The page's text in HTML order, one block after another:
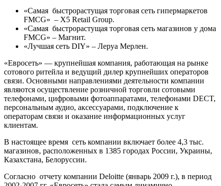
«Самая быстрорастущая торговая сеть гипермаркетов
FMCG» – Х5 Retail Group.
«Самая быстрорастущая торговая сеть магазинов у дома
FMCG» – Магнит.
«Лучшая сеть DIY» – Леруа Мерлен.
«Евросеть» — крупнейшая компания, работающая на рынке
сотового ритейла и ведущий дилер крупнейших операторов
связи. Основными направлениями деятельности компании
являются осуществление розничной торговли сотовыми
телефонами, цифровыми фотоаппаратами, телефонами DECT,
персональным аудио, аксессуарами, подключение к
операторам связи и оказание информационных услуг
клиентам.
В настоящее время сеть компании включает более 4,3 тыс.
магазинов, расположенных в 1385 городах России, Украины,
Казахстана, Белоруссии.
Согласно отчету компании Deloitte (январь 2009 г.), в период